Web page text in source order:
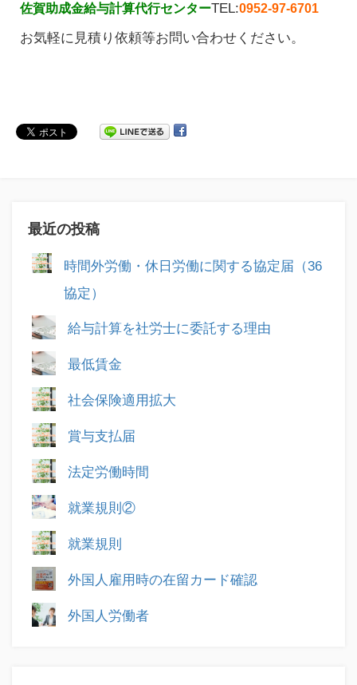
佐賀助成金給与計算代行センターTEL:0952-97-6701
お気軽に見積り依頼等お問い合わせください。
最近の投稿
時間外労働・休日労働に関する協定届（36
協定）
給与計算を社労士に委託する理由
最低賃金
社会保険適用拡大
賞与支払届
法定労働時間
就業規則②
就業規則
外国人雇用時の在留カード確認
外国人労働者